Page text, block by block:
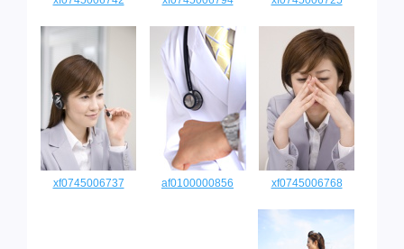
xf0745006737 af0100000856 xf0745006768